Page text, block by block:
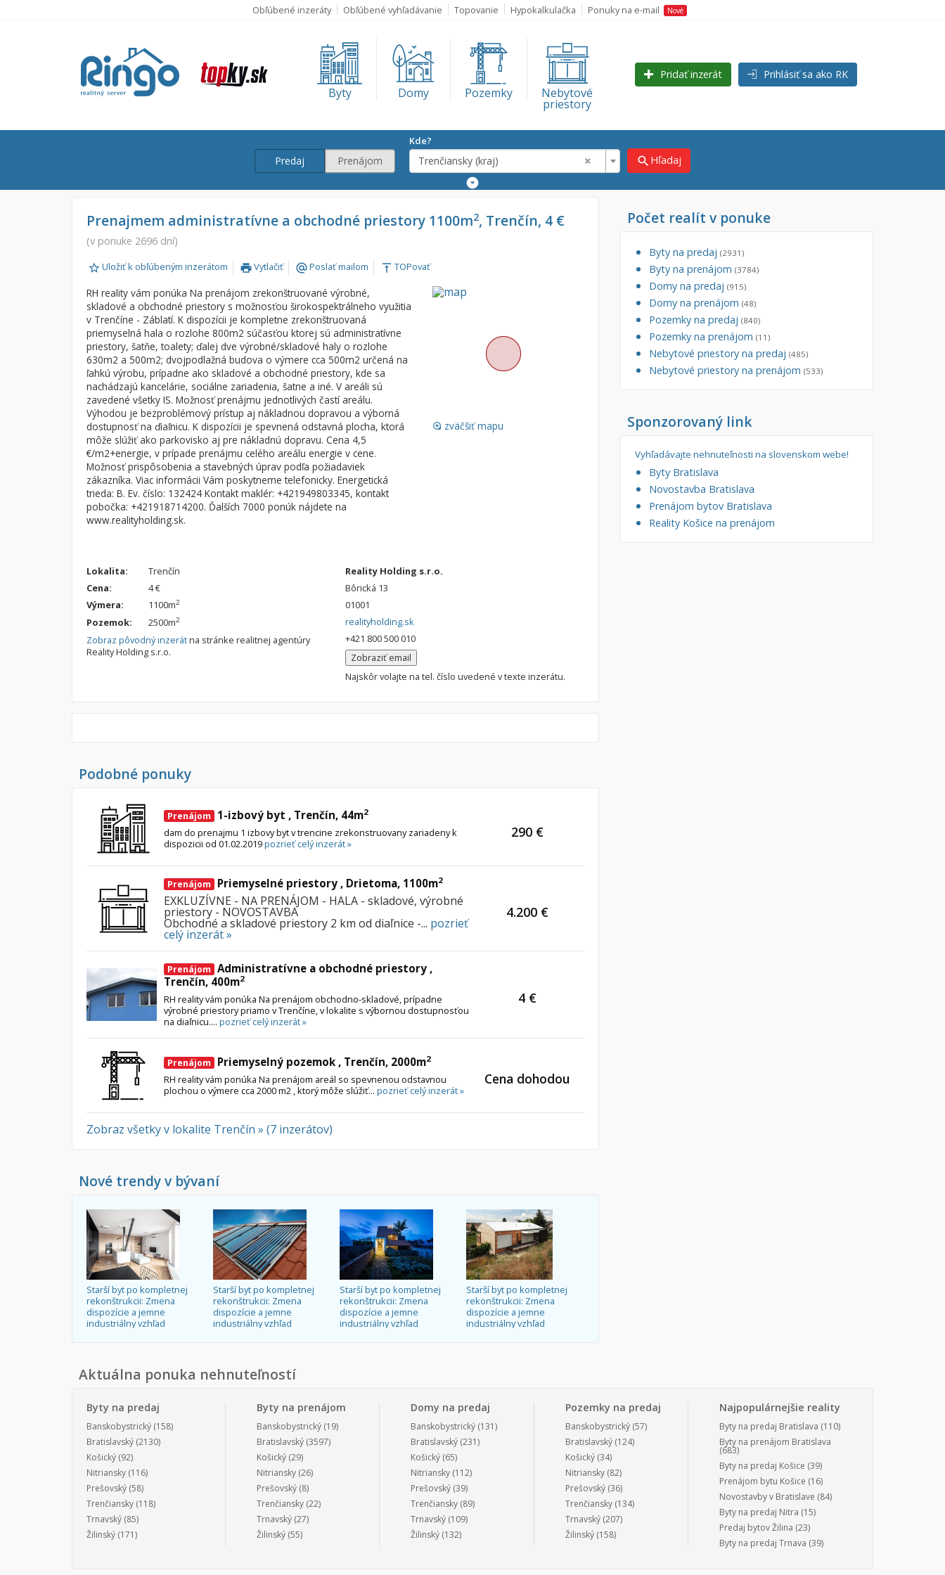
Obľúbené inzeráty Obľúbené vyhľadávanie Topovanie Hypokalkulačka Ponuky na e-mail Nové
Byty Domy Pozemky Nebytové
priestory
Pridať inzerát Prihlásiť sa ako RK
Predaj Prenájom
Kde?
×
Trenčiansky (kraj) search Hľadaj
Predaj
Prenájom
Byt
Garsónky
Dvojgarsónky
1-izbové
2-izbové
3-izbové
4 a viac izbové byty
Dom
Vila
Chalupa
Pozemok
Stavebné pozemky
Bývanie a rekreácia
Priemyselný pozemok
Poľnohospodárske pozemky
Záhrada
Nebytové priestory
Administratívne, obchodné
Garáž, garážové státie
Filtre
Súkromná inzercia
Ponuka RK
Novostavba
Prenajmem administratívne a obchodné priestory 1100m2, Trenčín, 4 €
(v ponuke 2696 dní)
Uložiť k obľúbeným inzerátom printVytlačiť alternate_emailPoslať mailom vertical_align_top TOPovať
RH reality vám ponúka Na prenájom zrekonštruované výrobné,
skladové a obchodné priestory s možnosťou širokospektrálneho využitia
v Trenčíne - Záblatí. K dispozícii je kompletne zrekonštruovaná
priemyselná hala o rozlohe 800m2 súčasťou ktorej sú administratívne
priestory, šatňe, toalety; ďalej dve výrobné/skladové haly o rozlohe
630m2 a 500m2; dvojpodlažná budova o výmere cca 500m2 určená na
ľahkú výrobu, prípadne ako skladové a obchodné priestory, kde sa
nachádzajú kancelárie, sociálne zariadenia, šatne a iné. V areáli sú
zavedené všetky IS. Možnosť prenájmu jednotlivých častí areálu.
Výhodou je bezproblémový prístup aj nákladnou dopravou a výborná
dostupnosť na ďiaľnicu. K dispozícii je spevnená odstavná plocha, ktorá
môže slúžiť ako parkovisko aj pre nákladnú dopravu. Cena 4,5
€/m2+energie, v prípade prenájmu celého areálu energie v cene.
Možnosť prispôsobenia a stavebných úprav podľa požiadaviek
zákazníka. Viac informácii Vám poskytneme telefonicky. Energetická
trieda: B. Ev. číslo: 132424 Kontakt maklér: +421949803345, kontakt
pobočka: +421918714200. Ďalších 7000 ponúk nájdete na
www.realityholding.sk.
loupe zväčšiť mapu
Lokalita:
Trenčín
Cena:
4 €
Výmera:
1100m2
Pozemok: 2500m2
Zobraz pôvodný inzerátna stránke realitnej agentúry
Reality Holding s.r.o.
Reality Holding s.r.o.
Bôrická 13
01001
realityholding.sk
+421 800 500 010
Zobraziť email
Najskôr volajte na tel. číslo uvedené v texte inzerátu.
Podobné ponuky
Prenájom 1-izbový byt , Trenčín, 44m2
dam do prenajmu 1 izbovy byt v trencine zrekonstruovany zariadeny k
dispozicii od 01.02.2019pozrieť celý inzerát »
290 €
Prenájom Priemyselné priestory , Drietoma, 1100m2
EXKLUZÍVNE - NA PRENÁJOM - HALA - skladové, výrobné
priestory - NOVOSTAVBA
Obchodné a skladové priestory 2 km od diaľnice -... pozrieť
celý inzerát »
4.200 €
Prenájom Administratívne a obchodné priestory ,
Trenčín, 400m2
RH reality vám ponúka Na prenájom obchodno-skladové, prípadne
výrobné priestory priamo v Trenčíne, v lokalite s výbornou dostupnosťou
na diaľnicu.... pozrieť celý inzerát »
4 €
Prenájom Priemyselný pozemok , Trenčín, 2000m2
RH reality vám ponúka Na prenájom areál so spevnenou odstavnou
plochou o výmere cca 2000 m2 , ktorý môže slúžiť... pozrieť celý inzerát »
Cena dohodou
Zobraz všetky v lokalite Trenčín » (7 inzerátov)
Nové trendy v bývaní
Starší byt po kompletnej
rekonštrukcii: Zmena
dispozície a jemne
industriálny vzhľad
Starší byt po kompletnej
rekonštrukcii: Zmena
dispozície a jemne
industriálny vzhľad
Starší byt po kompletnej
rekonštrukcii: Zmena
dispozície a jemne
industriálny vzhľad
Starší byt po kompletnej
rekonštrukcii: Zmena
dispozície a jemne
industriálny vzhľad
Počet realít v ponuke
Byty na predaj (2931)
Byty na prenájom (3784)
Domy na predaj (915)
Domy na prenájom (48)
Pozemky na predaj (840)
Pozemky na prenájom (11)
Nebytové priestory na predaj (485)
Nebytové priestory na prenájom (533)
Sponzorovaný link
Vyhľadávajte nehnuteľnosti na slovenskom webe!
Byty Bratislava
Novostavba Bratislava
Prenájom bytov Bratislava
Reality Košice na prenájom
Aktuálna ponuka nehnuteľností
Byty na predaj
Banskobystrický (158)
Bratislavský (2130)
Košický (92)
Nitriansky (116)
Prešovský (58)
Trenčiansky (118)
Trnavský (85)
Žilinský (171)
Byty na prenájom
Banskobystrický(19)
Bratislavský(3597)
Košický(29)
Nitriansky(26)
Prešovský(8)
Trenčiansky(22)
Trnavský(27)
Žilinský(55)
Domy na predaj
Banskobystrický (131)
Bratislavský (231)
Košický (65)
Nitriansky (112)
Prešovský (39)
Trenčiansky (89)
Trnavský (109)
Žilinský (132)
Pozemky na predaj
Banskobystrický(57)
Bratislavský(124)
Košický(34)
Nitriansky(82)
Prešovský(36)
Trenčiansky(134)
Trnavský(207)
Žilinský(158)
Najpopulárnejšie reality
Byty na predaj Bratislava (110)
Byty na prenájom Bratislava
(683)
Byty na predaj Košice (39)
Prenájom bytu Košice (16)
Novostavby v Bratislave (84)
Byty na predaj Nitra (15)
Predaj bytov Žilina (23)
Byty na predaj Trnava (39)